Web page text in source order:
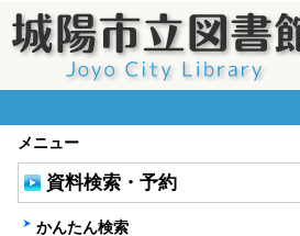
メニュー
資料検索・予約
かんたん検索